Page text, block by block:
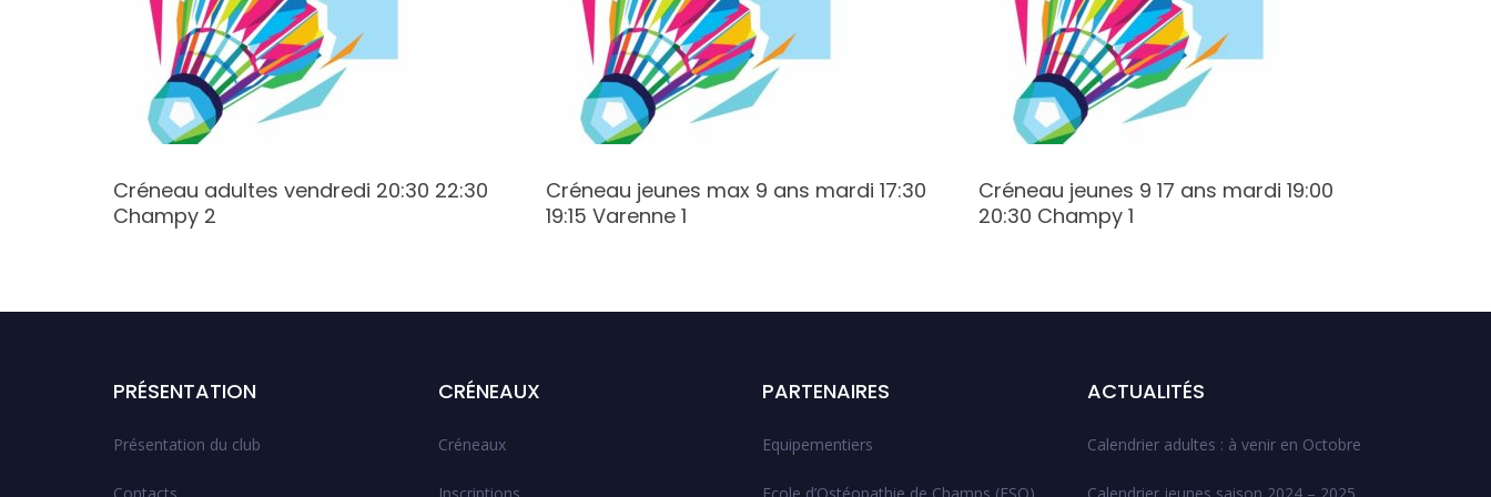
Créneau adultes vendredi 20:30 22:30
Champy 2
Créneau jeunes max 9 ans mardi 17:30
19:15 Varenne 1
Créneau jeunes 9 17 ans mardi 19:00
20:30 Champy 1
PRÉSENTATION
Présentation du club
CRÉNEAUX
Créneaux
PARTENAIRES
Equipementiers
ACTUALITÉS
Calendrier adultes : à venir en Octobre